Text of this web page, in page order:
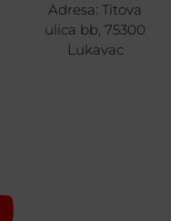
Adresa: Titova
ulica bb, 75300
Lukavac